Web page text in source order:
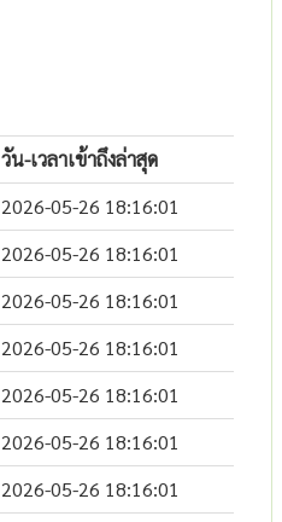
วัน-เวลาเข้าถึงล่าสุด
2026-05-26 18:16:01
2026-05-26 18:16:01
2026-05-26 18:16:01
2026-05-26 18:16:01
2026-05-26 18:16:01
2026-05-26 18:16:01
2026-05-26 18:16:01